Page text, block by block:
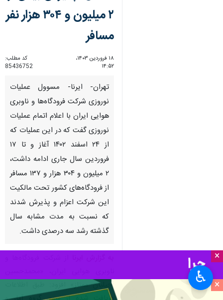
×
×
۲ میلیون و ۳۰۴ هزار نفر
مسافر
۱۸ فروردین ۱۴۰۳،
۱۴:۵۲
کد مطلب:
85436752
تهران- ایرنا- مسوول عملیات
نوروزی شرکت فرودگاه‌ها و ناوبری
هوایی ایران با اعلام اتمام عملیات
نوروزی گفت که در این عملیات که
از ۲۴ اسفند ۱۴۰۲ آغاز و تا ۱۷
فروردین سال جاری ادامه داشت،
۲ میلیون و ۳۰۴ هزار و ۱۳۷ مسافر
از فرودگاه‌های کشور تحت مالکیت
این شرکت اعزام و پذیرش شدند
که نسبت به مدت مشابه سال
گذشته رشد سه درصدی داشت.
آجیلیان ممتاز» افزود: طبق اطلاعات
♿︎